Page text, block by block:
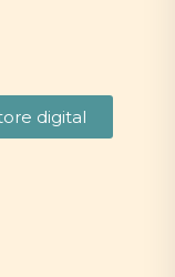
digital